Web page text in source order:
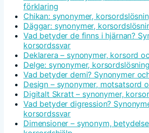
förklaring
Chikan: synonymer,
Däggar: synonymer,
Vad betyder de finns i hjärnan?
korsordssvar
Deklarera – synonymer, korsord
Delge: synonymer,
Vad betyder demi? Synonymer
Design – synonymer, motsatsord
Digitalt Skratt – synonymer,
Vad betyder digression?
korsordssvar
Dimensioner – synonym,